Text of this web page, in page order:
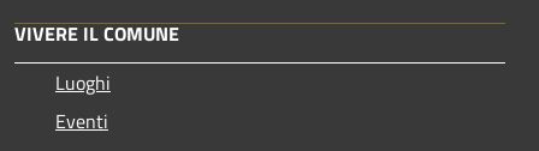
VIVERE IL COMUNE
Luoghi
Eventi